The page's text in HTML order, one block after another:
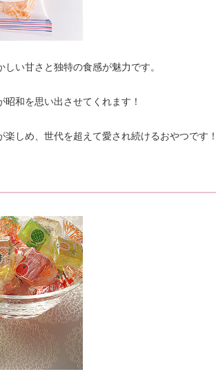
い甘さと独特の食感が魅力です。
和を思い出させてくれます！
しめ、世代を超えて愛され続けるおやつです！